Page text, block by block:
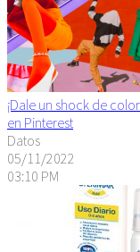
¡Dale un shock de
en Pinterest
Datos
05/11/2022
03:10 PM